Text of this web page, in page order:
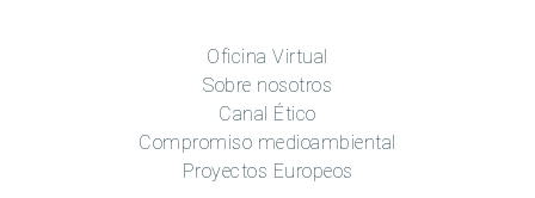
Oficina Virtual
Sobre nosotros
Canal Ético
Compromiso medioambiental
Proyectos Europeos